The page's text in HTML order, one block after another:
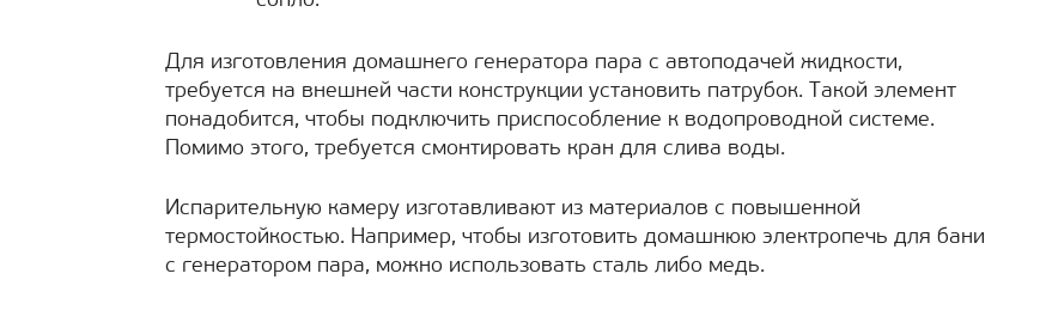
Для изготовления домашнего генератора пара с автоподачей жидкости,
требуется на внешней части конструкции установить патрубок. Такой элемент
понадобится, чтобы подключить приспособление к водопроводной системе.
Помимо этого, требуется смонтировать кран для слива воды.
Испарительную камеру изготавливают из материалов с повышенной
термостойкостью. Например, чтобы изготовить домашнюю электропечь для бани
с генератором пара, можно использовать сталь либо медь.